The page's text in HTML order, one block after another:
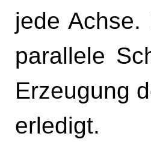
jede
parallele
Erzeugung
erledigt.